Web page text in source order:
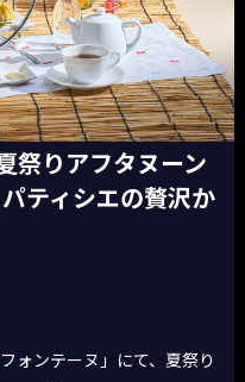
祭りアフタヌーン
ティシエの贅沢か
ォンテーヌ」にて、夏祭り